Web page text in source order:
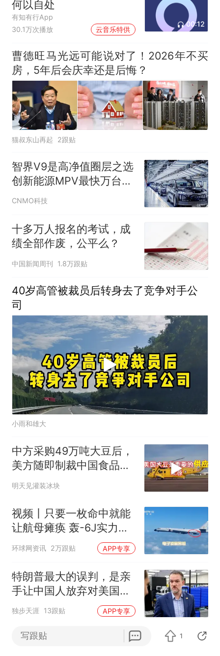
何以自处
有知有行App
30.1万次播放
云音乐特供
00:12
曹德旺马光远可能说对了！2026年不买
房，5年后会庆幸还是后悔？
猫叔东山再起 2跟贴
智界V9是高净值圈层之选
创新能源MPV最快万台交
付纪录
CNMO科技
十多万人报名的考试，成
绩全部作废，公平么？
中国新闻周刊 1.8万跟贴
40岁高管被裁员后转身去了竞争对手公
司
小雨和雄大
中方采购49万吨大豆后，
美方随即制裁中国食品企
业
明天见灌装冰块
视频丨只要一枚命中就能
让航母瘫痪 轰-6J实力有
多强？
环球网资讯 2万跟贴 APP专享
特朗普最大的误判，是亲
手让中国人放弃对美国市
场的最后一丝幻想
独步天涯 13跟贴 APP专享
福特执行董事长：美国不
写跟贴 1